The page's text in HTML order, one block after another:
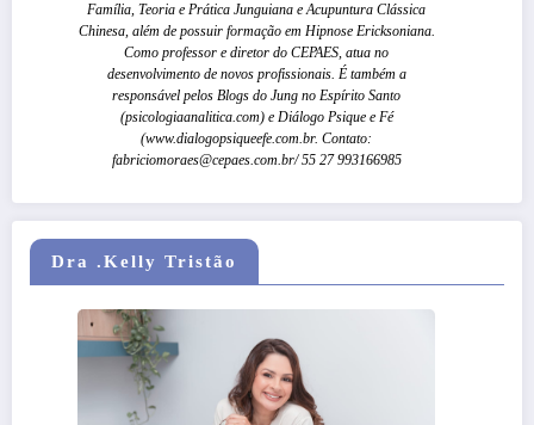
Família, Teoria e Prática Junguiana e Acupuntura Clássica
Chinesa, além de possuir formação em Hipnose Ericksoniana.
Como professor e diretor do CEPAES, atua no
desenvolvimento de novos profissionais. É também a
responsável pelos Blogs do Jung no Espírito Santo
(psicologiaanalitica.com) e Diálogo Psique e Fé
(www.dialogopsiqueefe.com.br. Contato:
fabriciomoraes@cepaes.com.br/ 55 27 993166985
Dra .Kelly Tristão